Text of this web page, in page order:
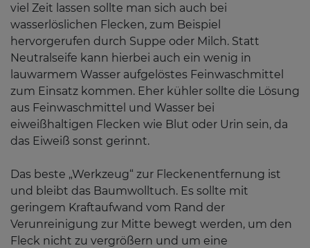
viel Zeit lassen sollte man sich auch bei
wasserlöslichen Flecken, zum Beispiel
hervorgerufen durch Suppe oder Milch. Statt
Neutralseife kann hierbei auch ein wenig in
lauwarmem Wasser aufgelöstes Feinwaschmittel
zum Einsatz kommen. Eher kühler sollte die Lösung
aus Feinwaschmittel und Wasser bei
eiweißhaltigen Flecken wie Blut oder Urin sein, da
das Eiweiß sonst gerinnt.
Das beste „Werkzeug“ zur Fleckenentfernung ist
und bleibt das Baumwolltuch. Es sollte mit
geringem Kraftaufwand vom Rand der
Verunreinigung zur Mitte bewegt werden, um den
Fleck nicht zu vergrößern und um eine